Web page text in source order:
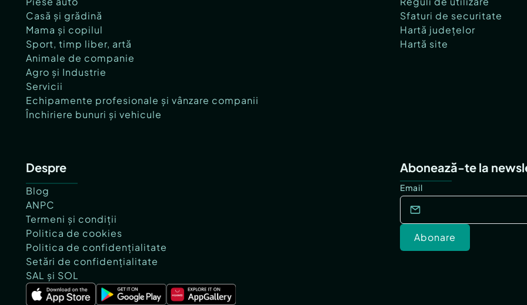
Casă și grădină
Mama și copilul
Sport, timp liber, artă
Animale de companie
Agro și Industrie
Servicii
Echipamente profesionale și vânzare companii
Închiriere bunuri și vehicule
Sfaturi de securitate
Hartă județelor
Hartă site
Despre
Blog
ANPC
Termeni și condiții
Politica de cookies
Politica de confidențialitate
Setări de confidențialitate
SAL și SOL
Abonează-te la
Email
Abonare